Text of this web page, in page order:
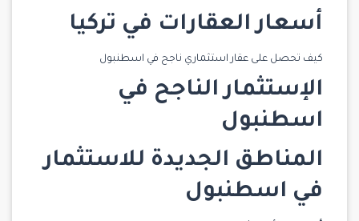
أسعار العقارات في تركيا
كيف تحصل على عقار استثماري ناجح في اسطنبول
الإستثمار الناجح في
اسطنبول
المناطق الجديدة للاستثمار
في اسطنبول